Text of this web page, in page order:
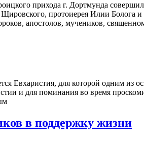
прихода г. Дортмунда
протоиерея Илии Болога
апостолов, мучеников,
Евхаристия, для которой одним
и для поминания во время
в поддержку жизни